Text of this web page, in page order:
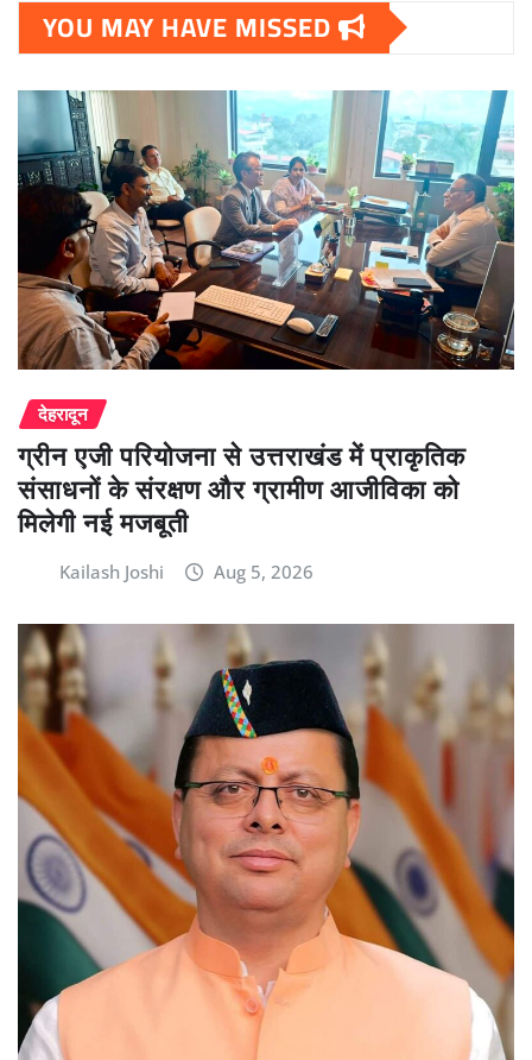
YOU MAY HAVE MISSED
देहरादून
ग्रीन एजी परियोजना से उत्तराखंड में प्राकृतिक
संसाधनों के संरक्षण और ग्रामीण आजीविका को
मिलेगी नई मजबूती
Kailash Joshi Aug 5, 2026